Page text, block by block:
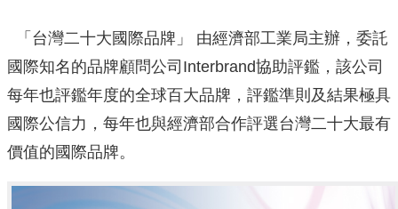
「台灣二十大國際品牌」 由經濟部工業局主辦，委託
國際知名的品牌顧問公司Interbrand協助評鑑，該公司
每年也評鑑年度的全球百大品牌，評鑑準則及結果極具
國際公信力，每年也與經濟部合作評選台灣二十大最有
價值的國際品牌。